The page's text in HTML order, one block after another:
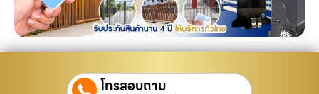
โทรสอบถาม